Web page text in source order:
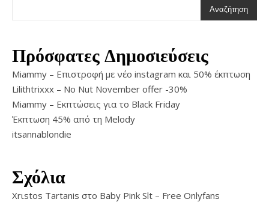
Αναζήτηση
Πρόσφατες Δημοσιεύσεις
Miammy – Επιστροφή με νέο instagram και 50% έκπτωση
Lilithtrixxx – No Nut November offer -30%
Miammy – Εκπτώσεις για το Black Friday
Έκπτωση 45% από τη Melody
itsannablondie
Σχόλια
Xrιstos Tartanis στο Baby Pink Slt – Free Onlyfans